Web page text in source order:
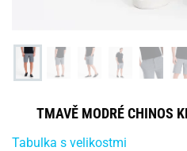
TMAVĚ MODRÉ CHINOS
Tabulka s velikostmi